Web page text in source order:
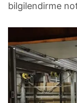
bilgilendirme